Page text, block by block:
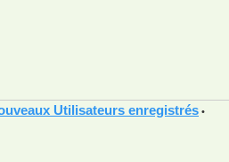
Utilisateurs enregistrés •